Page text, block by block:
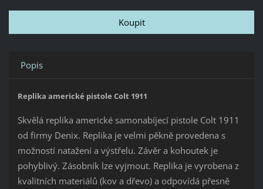
Popis
Replika americké pistole Colt 1911
Skvělá replika americké samonabíjecí pistole Colt 1911
od firmy Denix. Replika je velmi pěkně provedena s
možností natažení a výstřelu. Závěr a kohoutek je
pohyblivý. Zásobník lze vyjmout. Replika je vyrobena z
kvalitních materiálů (kov a dřevo) a odpovídá přesně